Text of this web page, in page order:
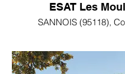
ESAT Les
SANNOIS (95118),